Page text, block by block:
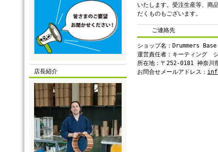
店長紹介
いたします。受注生産等、商
だくものもございます。
ご連絡先
ショップ名：Drummers Base
運営責任者：キーティング
所在地：〒252-0181 神奈川
お問合せメールアドレス：